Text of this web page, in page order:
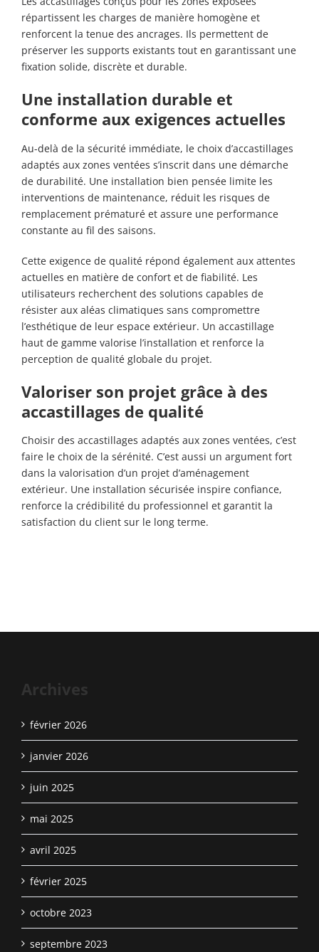
répartissent les charges de manière homogène et
renforcent la tenue des ancrages. Ils permettent de
préserver les supports existants tout en garantissant une
fixation solide, discrète et durable.
Une installation durable et
conforme aux exigences actuelles
Au-delà de la sécurité immédiate, le choix d’accastillages
adaptés aux zones ventées s’inscrit dans une démarche
de durabilité. Une installation bien pensée limite les
interventions de maintenance, réduit les risques de
remplacement prématuré et assure une performance
constante au fil des saisons.
Cette exigence de qualité répond également aux attentes
actuelles en matière de confort et de fiabilité. Les
utilisateurs recherchent des solutions capables de
résister aux aléas climatiques sans compromettre
l’esthétique de leur espace extérieur. Un accastillage
haut de gamme valorise l’installation et renforce la
perception de qualité globale du projet.
Valoriser son projet grâce à des
accastillages de qualité
Choisir des accastillages adaptés aux zones ventées, c’est
faire le choix de la sérénité. C’est aussi un argument fort
dans la valorisation d’un projet d’aménagement
extérieur. Une installation sécurisée inspire confiance,
renforce la crédibilité du professionnel et garantit la
satisfaction du client sur le long terme.
Archives
février 2026
janvier 2026
juin 2025
mai 2025
avril 2025
février 2025
octobre 2023
septembre 2023